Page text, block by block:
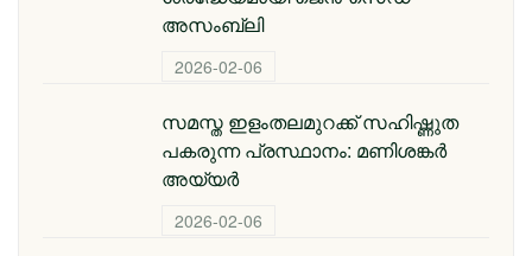
അസംബ്ലി
2026-02-06
സമസ്ത ഇളംതലമുറക്ക് സഹിഷ്ണുത
പകരുന്ന പ്രസ്ഥാനം: മണിശങ്കർ
അയ്യർ
2026-02-06